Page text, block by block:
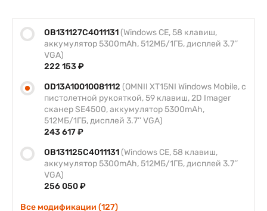
OB131127C4011131 (Windows CE, 58 клавиш,
аккумулятор 5300mAh, 512МБ/1ГБ, дисплей 3.7’’
VGA)
222 153 ₽
OD13A10010081112 (OMNII XT15NI Windows Mobile, с
пистолетной рукояткой, 59 клавиш, 2D Imager
сканер SE4500, аккумулятор 5300mAh,
512МБ/1ГБ, дисплей 3.7’’ VGA)
243 617 ₽
OB131125C4011131 (Windows CE, 58 клавиш,
аккумулятор 5300mAh, 512МБ/1ГБ, дисплей 3.7’’
VGA)
256 050 ₽
Все модификации (127)